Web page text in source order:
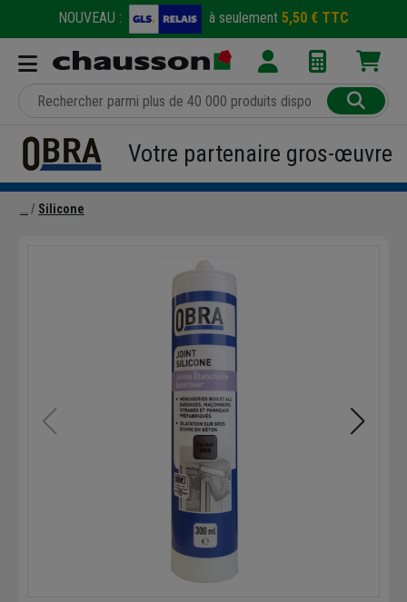
NOUVEAU : à seulement 5,50 € TTC
Votre partenaire gros-œuvre
Silicone